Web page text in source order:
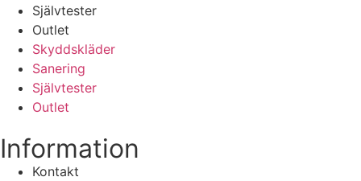
Självtester
Outlet
Skyddskläder
Sanering
Självtester
Outlet
Information
Kontakt